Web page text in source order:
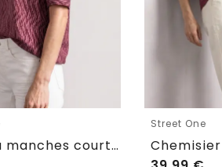
Blouse à manches courtes avec col fendu et ourlet élastique
Street One